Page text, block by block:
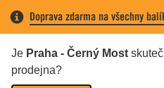
Doprava zdarma na všechny
Je Praha - Černý Most
prodejna?